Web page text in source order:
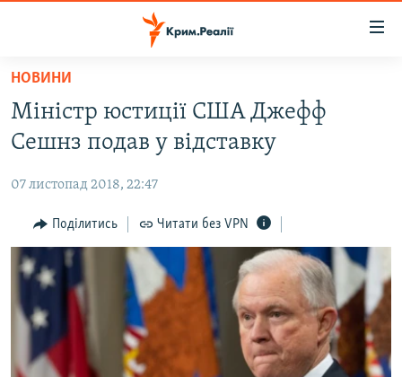
Перейти
основного
матеріалу
до
навігації
Перейти
пошуку
ВОДА.КРИМ
ПОЛІТИКА
БЛОГИ
ПОГЛЯД
ІНТЕРВ'Ю
ВСЕ ЗА ДЕНЬ
СПЕЦПРОЕКТИ
НОВИНИ
Міністр юстиції США Джефф
Сешнз подав у відставку
07 листопад 2018, 22:47
Поділитись Читати без VPN